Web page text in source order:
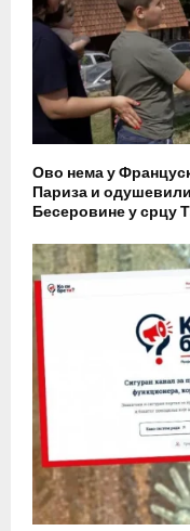
Ово нема у
Париза и
Бесеровине у срцу